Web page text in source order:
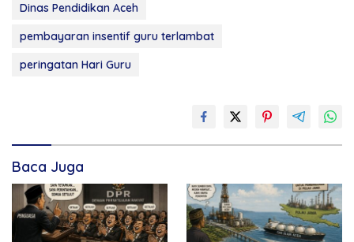
Dinas Pendidikan Aceh
pembayaran insentif guru terlambat
peringatan Hari Guru
Baca Juga